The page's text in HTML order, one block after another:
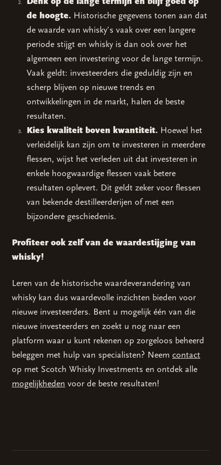
de hoogte. Historische gegevens tonen aan dat
de waarde van whisky’s vaak over een langere
periode stijgt en whisky is dan ook over het
algemeen een investering voor de lange termijn.
Vaak geldt: investeerders die geduldig zijn en
scherp blijven op nieuwe trends en
ontwikkelingen in de markt, halen de beste
resultaten.
Kies kwaliteit boven kwantiteit. Hoewel het
verleidelijk kan zijn om te investeren in meerdere
flessen, wijst het verleden uit dat investeren in
enkele hoogwaardige flessen vaak betere
resultaten oplevert. Dit geldt zeker voor flessen
van bekende destilleerderijen of met een
bijzondere geschiedenis.
Profiteer ook zelf van de waardestijging van
whisky!
Leren van de historische waardeverandering van
whisky kan dus waardevolle inzichten bieden voor
nieuwe investeerders. Bent u mogelijk één van die
nieuwe investeerders en zoekt u nog naar een
platform waar u kunt rekenen op zorgeloos beheerd
beleggen met hulp van specialisten? Neem contact
op met Scotch Whisky Investments en ontdek alle
mogelijkheden voor de beste resultaten!